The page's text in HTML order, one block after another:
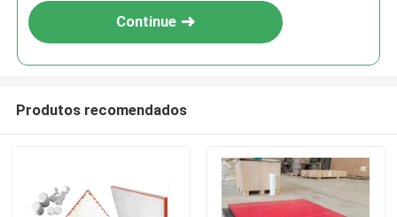
Continue
Produtos recomendados